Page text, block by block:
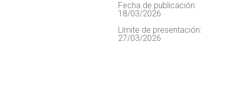
Fecha de publicación:
18/03/2026
Límite de presentación:
27/03/2026